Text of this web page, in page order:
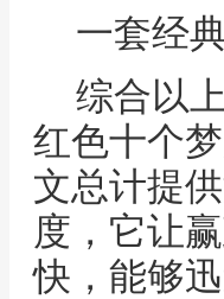
一套经
综合以
红色十个
文总计提
度，它让
快，能够